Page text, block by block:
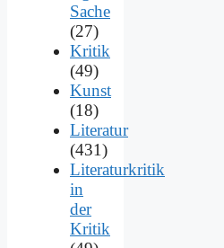
Sache
(27)
Kritik
(49)
Kunst
(18)
Literatur
(431)
Literaturkritik
in
der
Kritik